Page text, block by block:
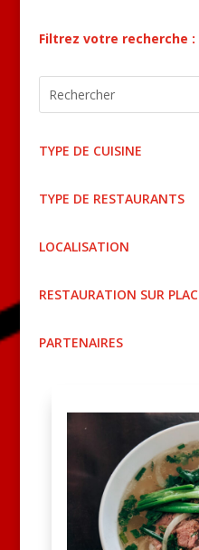
Filtrez votre recherche :
TYPE DE CUISINE
TYPE DE RESTAURANTS
LOCALISATION
RESTAURATION SUR
PARTENAIRES